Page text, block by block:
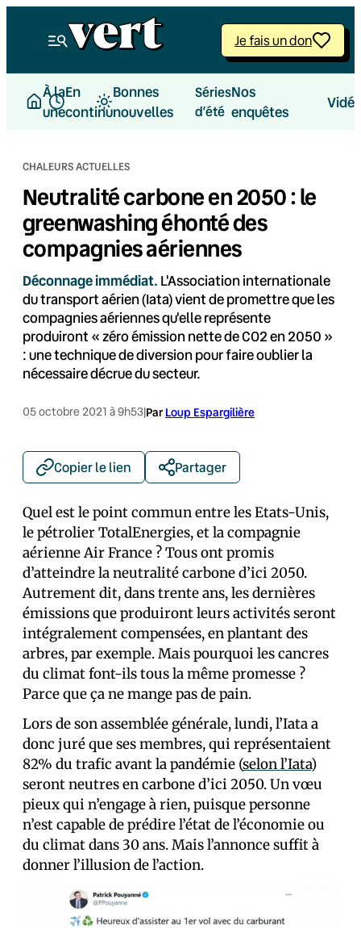
Je fais un don
À la
une
En
continu
Bonnes
nouvelles
Séries
d’été
Nos
enquêtes
CHALEURS ACTUELLES
Neutralité carbone en 2050 : le
greenwashing éhonté des
compagnies aériennes
Déconnage immédiat. L'Association internationale
du transport aérien (Iata) vient de promettre que les
compagnies aériennes qu'elle représente
produiront « zéro émission nette de CO2 en 2050 »
: une technique de diversion pour faire oublier la
nécessaire décrue du secteur.
05 octobre 2021 à 9h53|Par Loup Espargilière
Copier le lien Partager
Quel est le point commun entre les Etats-Unis,
le pétrolier TotalEnergies, et la compagnie
aérienne Air France ? Tous ont promis
d’atteindre la neutralité carbone d’ici 2050.
Autrement dit, dans trente ans, les dernières
émissions que produiront leurs activités seront
intégralement compensées, en plantant des
arbres, par exemple. Mais pourquoi les cancres
du climat font-ils tous la même promesse ?
Parce que ça ne mange pas de pain.
Lors de son assemblée générale, lundi, l’Iata a
donc juré que ses membres, qui représentaient
82% du trafic avant la pandémie (selon l’Iata)
seront neutres en carbone d’ici 2050. Un vœu
pieux qui n’engage à rien, puisque personne
n’est capable de prédire l’état de l’économie ou
du climat dans 30 ans. Mais l’annonce suffit à
donner l’illusion de l’action.